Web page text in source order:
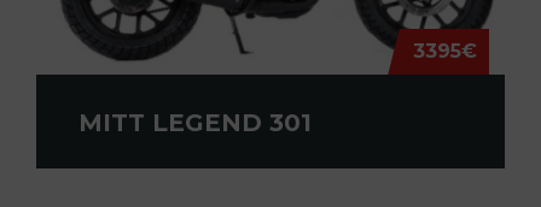
3395€
MITT LEGEND 301